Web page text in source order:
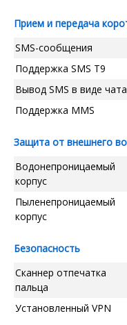
Прием и передача
SMS-сообщения
Поддержка SMS T9
Вывод SMS в виде чата
Поддержка MMS
Защита от внешнего
Водонепроницаемый
корпус
Пыленепроницаемый
корпус
Безопасность
Сканнер отпечатка
пальца
Установленный VPN